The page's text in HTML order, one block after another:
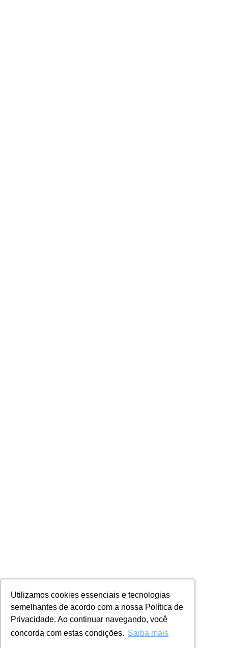
Utilizamos cookies essenciais e tecnologias
semelhantes de acordo com a nossa Política de
Privacidade. Ao continuar navegando, você
concorda com estas condições. Saiba mais